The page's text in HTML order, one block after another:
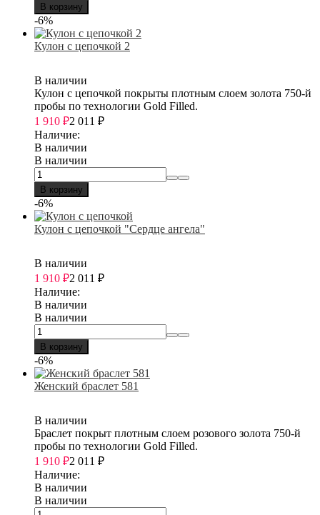
В корзину
-6%
Кулон с цепочкой 2
В наличии
Кулон с цепочкой покрыты плотным слоем золота 750-й
пробы по технологии Gold Filled.
1 910 ₽2 011 ₽
Наличие:
В наличии
В наличии
В корзину
-6%
Кулон с цепочкой "Сердце ангела"
В наличии
1 910 ₽2 011 ₽
Наличие:
В наличии
В наличии
В корзину
-6%
Женский браслет 581
В наличии
Браслет покрыт плотным слоем розового золота 750-й
пробы по технологии Gold Filled.
1 910 ₽2 011 ₽
Наличие:
В наличии
В наличии